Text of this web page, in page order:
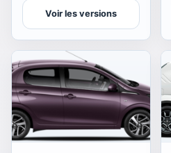
Voir les versions